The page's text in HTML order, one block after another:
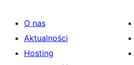
O nas
Aktualności
Hosting